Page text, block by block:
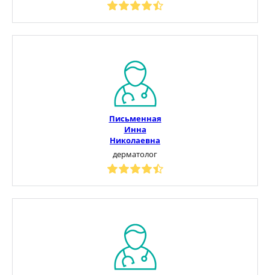
Письменная
Инна
Николаевна
дерматолог